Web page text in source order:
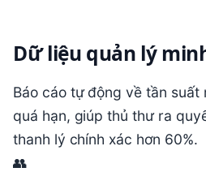
Dữ liệu quản lý
Báo cáo tự động về tần suất
quá hạn, giúp thủ thư ra
thanh lý chính xác hơn 60%.
👥